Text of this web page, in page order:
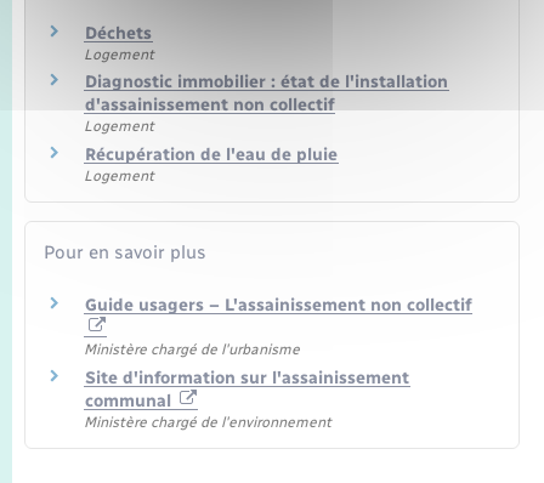
Déchets
Logement
Diagnostic immobilier : état de l'installation
d'assainissement non collectif
Logement
Récupération de l'eau de pluie
Logement
Pour en savoir plus
Guide usagers – L'assainissement non collectif
Ministère chargé de l'urbanisme
Site d'information sur l'assainissement
communal
Ministère chargé de l'environnement